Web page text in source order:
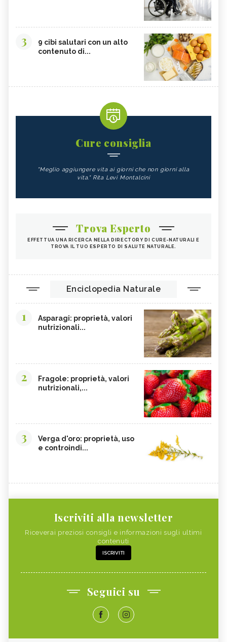
3
9 cibi salutari con un alto
contenuto di...
Cure consiglia
"Meglio aggiungere vita ai giorni che non giorni alla
vita." Rita Levi Montalcini
Trova Esperto
EFFETTUA UNA RICERCA NELLA DIRECTORY DI CURE-NATURALI E
TROVA IL TUO ESPERTO DI SALUTE NATURALE.
Enciclopedia Naturale
1
Asparagi: proprietà, valori
nutrizionali...
2
Fragole: proprietà, valori
nutrizionali,...
3
Verga d'oro: proprietà, uso
e controindi...
Iscriviti alla newsletter
Riceverai preziosi consigli e informazioni sugli ultimi
contenuti
ISCRIVITI
Seguici su